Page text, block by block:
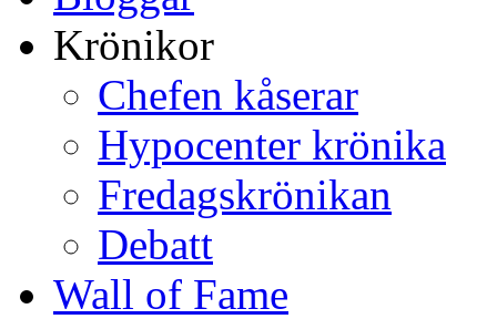
Krönikor
Chefen kåserar
Hypocenter krönika
Fredagskrönikan
Debatt
Wall of Fame